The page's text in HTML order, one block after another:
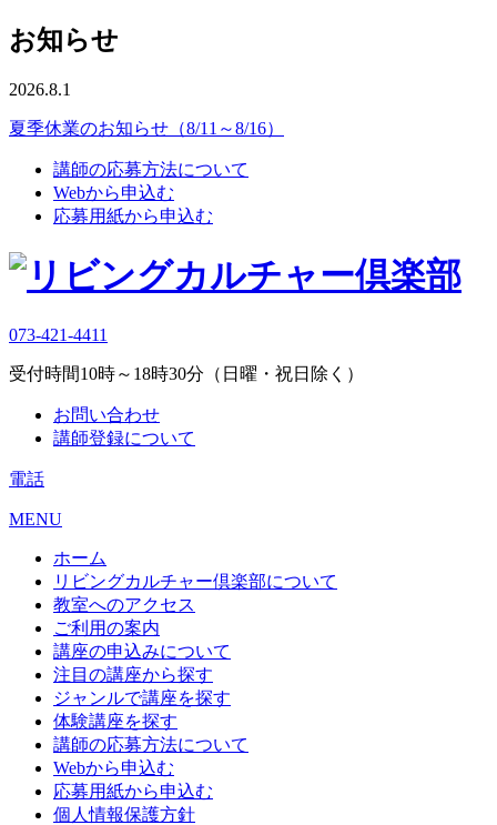
お知らせ
2026.8.1
夏季休業のお知らせ（8/11～8/16）
講師の応募方法について
Webから申込む
応募用紙から申込む
073-421-4411
受付時間10時～18時30分（日曜・祝日除く）
お問い合わせ
講師登録について
電話
MENU
ホーム
リビングカルチャー倶楽部について
教室へのアクセス
ご利用の案内
講座の申込みについて
注目の講座から探す
ジャンルで講座を探す
体験講座を探す
講師の応募方法について
Webから申込む
応募用紙から申込む
個人情報保護方針